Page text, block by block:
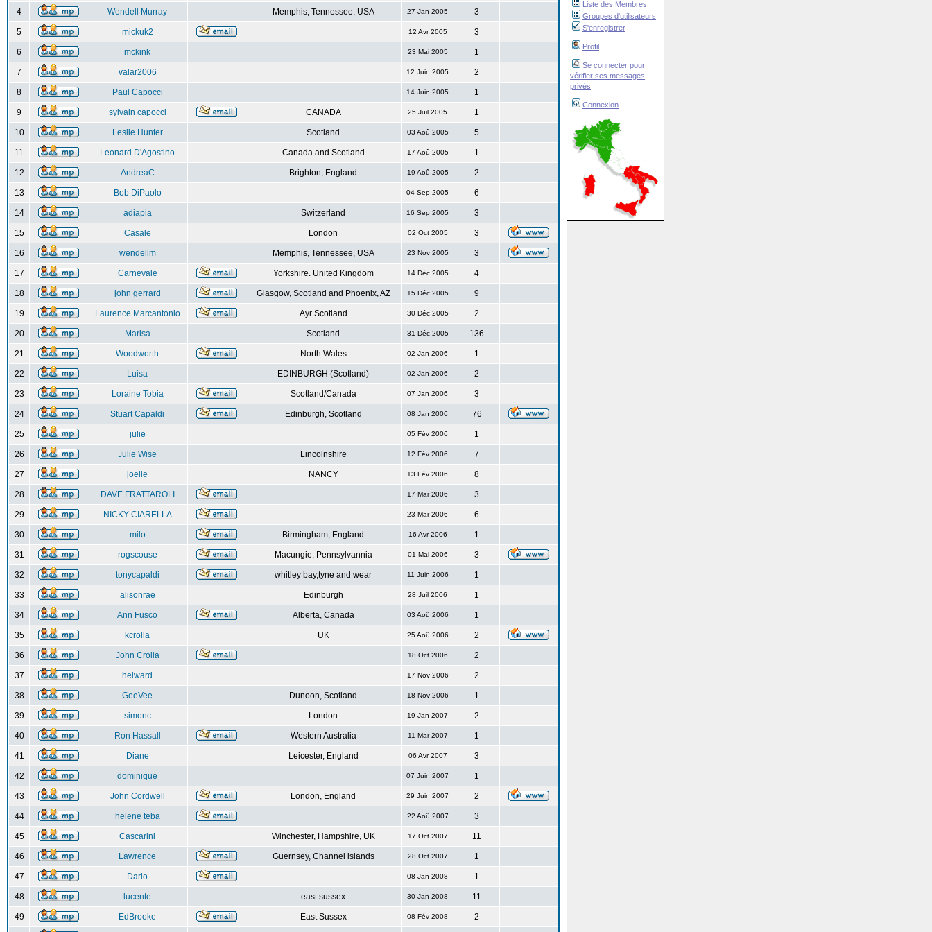
Liste des Membres
Groupes d'utilisateurs
S'enregistrer
Profil
Se connecter pour
vérifier ses messages
privés
Connexion
4 Wendell Murray Memphis, Tennessee, USA 27 Jan 2005 3
5 mickuk2 12 Avr 2005 3
6 mckink 23 Mai 2005 1
7 valar2006 12 Juin 2005 2
8 Paul Capocci 14 Juin 2005 1
9 sylvain capocci CANADA 25 Juil 2005 1
10 Leslie Hunter Scotland 03 Aoû 2005 5
11 Leonard D'Agostino Canada and Scotland 17 Aoû 2005 1
12 AndreaC Brighton, England 19 Aoû 2005 2
13 Bob DiPaolo 04 Sep 2005 6
14 adiapia Switzerland 16 Sep 2005 3
15 Casale London 02 Oct 2005 3
16 wendellm Memphis, Tennessee, USA 23 Nov 2005 3
17 Carnevale Yorkshire. United Kingdom 14 Déc 2005 4
18 john gerrard Glasgow, Scotland and Phoenix, AZ 15 Déc 2005 9
19 Laurence Marcantonio Ayr Scotland 30 Déc 2005 2
20 Marisa Scotland 31 Déc 2005 136
21 Woodworth North Wales 02 Jan 2006 1
22 Luisa EDINBURGH (Scotland) 02 Jan 2006 2
23 Loraine Tobia Scotland/Canada 07 Jan 2006 3
24 Stuart Capaldi Edinburgh, Scotland 08 Jan 2006 76
25 julie 05 Fév 2006 1
26 Julie Wise Lincolnshire 12 Fév 2006 7
27 joelle NANCY 13 Fév 2006 8
28 DAVE FRATTAROLI 17 Mar 2006 3
29 NICKY CIARELLA 23 Mar 2006 6
30 milo Birmingham, England 16 Avr 2006 1
31 rogscouse Macungie, Pennsylvannia 01 Mai 2006 3
32 tonycapaldi whitley bay,tyne and wear 11 Juin 2006 1
33 alisonrae Edinburgh 28 Juil 2006 1
34 Ann Fusco Alberta, Canada 03 Aoû 2006 1
35 kcrolla UK 25 Aoû 2006 2
36 John Crolla 18 Oct 2006 2
37 helward 17 Nov 2006 2
38 GeeVee Dunoon, Scotland 18 Nov 2006 1
39 simonc London 19 Jan 2007 2
40 Ron Hassall Western Australia 11 Mar 2007 1
41 Diane Leicester, England 06 Avr 2007 3
42 dominique 07 Juin 2007 1
43 John Cordwell London, England 29 Juin 2007 2
44 helene teba 22 Aoû 2007 3
45 Cascarini Winchester, Hampshire, UK 17 Oct 2007 11
46 Lawrence Guernsey, Channel islands 28 Oct 2007 1
47 Dario 08 Jan 2008 1
48 lucente east sussex 30 Jan 2008 11
49 EdBrooke East Sussex 08 Fév 2008 2